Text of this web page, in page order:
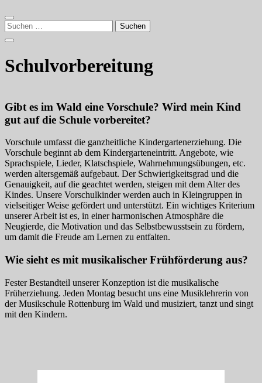
Suchen
nach:
Schulvorbereitung
Gibt es im Wald eine Vorschule? Wird mein Kind
gut auf die Schule vorbereitet?
Vorschule umfasst die ganzheitliche Kindergartenerziehung. Die
Vorschule beginnt ab dem Kindergarteneintritt. Angebote, wie
Sprachspiele, Lieder, Klatschspiele, Wahrnehmungsübungen, etc.
werden altersgemäß aufgebaut. Der Schwierigkeitsgrad und die
Genauigkeit, auf die geachtet werden, steigen mit dem Alter des
Kindes. Unsere Vorschulkinder werden auch in Kleingruppen in
vielseitiger Weise gefördert und unterstützt. Ein wichtiges Kriterium
unserer Arbeit ist es, in einer harmonischen Atmosphäre die
Neugierde, die Motivation und das Selbstbewusstsein zu fördern,
um damit die Freude am Lernen zu entfalten.
Wie sieht es mit musikalischer Frühförderung aus?
Fester Bestandteil unserer Konzeption ist die musikalische
Früherziehung. Jeden Montag besucht uns eine Musiklehrerin von
der Musikschule Rottenburg im Wald und musiziert, tanzt und singt
mit den Kindern.